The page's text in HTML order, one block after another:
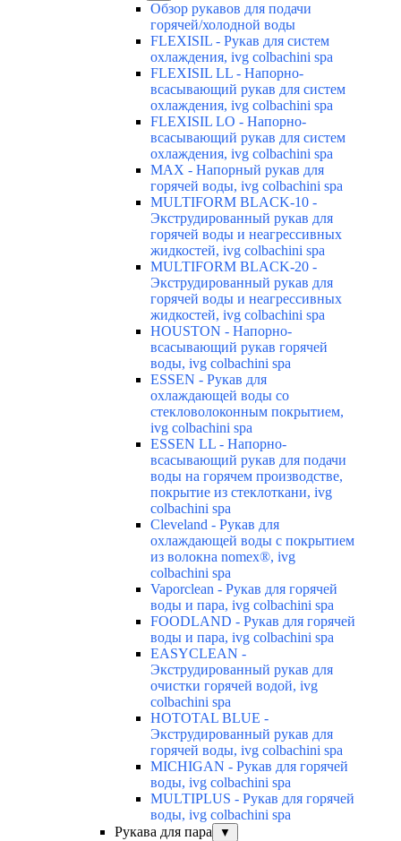
Обзор рукавов для подачи
горячей/холодной воды
FLEXISIL - Рукав для систем
охлаждения, ivg colbachini spa
FLEXISIL LL - Напорно-
всасывающий рукав для систем
охлаждения, ivg colbachini spa
FLEXISIL LO - Напорно-
всасывающий рукав для систем
охлаждения, ivg colbachini spa
MAX - Напорный рукав для
горячей воды, ivg colbachini spa
MULTIFORM BLACK-10 -
Экструдированный рукав для
горячей воды и неагрессивных
жидкостей, ivg colbachini spa
MULTIFORM BLACK-20 -
Экструдированный рукав для
горячей воды и неагрессивных
жидкостей, ivg colbachini spa
HOUSTON - Напорно-
всасывающий рукав горячей
воды, ivg colbachini spa
ESSEN - Рукав для
охлаждающей воды со
стекловолоконным покрытием,
ivg colbachini spa
ESSEN LL - Напорно-
всасывающий рукав для подачи
воды на горячем производстве,
покрытие из стеклоткани, ivg
colbachini spa
Cleveland - Рукав для
охлаждающей воды с покрытием
из волокна nomex®, ivg
colbachini spa
Vaporclean - Рукав для горячей
воды и пара, ivg colbachini spa
FOODLAND - Рукав для горячей
воды и пара, ivg colbachini spa
EASYCLEAN -
Экструдированный рукав для
очистки горячей водой, ivg
colbachini spa
HOTOTAL BLUE -
Экструдированный рукав для
горячей воды, ivg colbachini spa
MICHIGAN - Рукав для горячей
воды, ivg colbachini spa
MULTIPLUS - Рукав для горячей
воды, ivg colbachini spa
Рукава для пара
▼